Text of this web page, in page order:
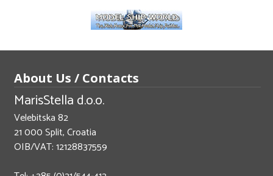
About Us / Contacts
MarisStella d.o.o.
Velebitska 82
21 000 Split, Croatia
OIB/VAT: 12128837559